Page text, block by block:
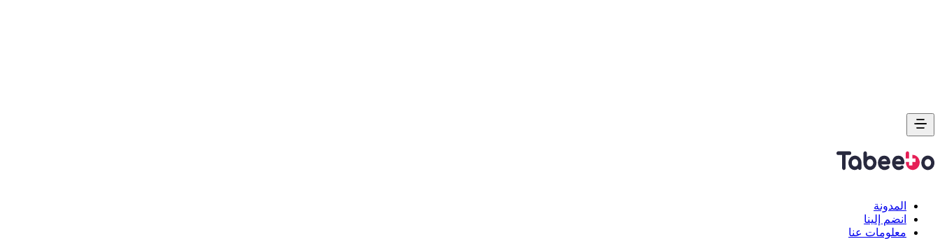
المدونة
انضم إلينا
معلومات عنا